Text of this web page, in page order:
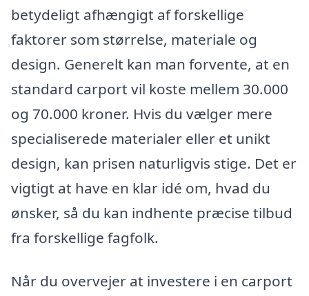
betydeligt afhængigt af forskellige
faktorer som størrelse, materiale og
design. Generelt kan man forvente, at en
standard carport vil koste mellem 30.000
og 70.000 kroner. Hvis du vælger mere
specialiserede materialer eller et unikt
design, kan prisen naturligvis stige. Det er
vigtigt at have en klar idé om, hvad du
ønsker, så du kan indhente præcise tilbud
fra forskellige fagfolk.
Når du overvejer at investere i en carport